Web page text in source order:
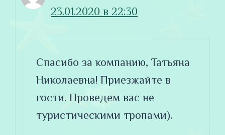
23.01.2020 в 22:30
Спасибо за компанию, Татьяна
Николаевна! Приезжайте в
гости. Проведем вас не
туристическими тропами).